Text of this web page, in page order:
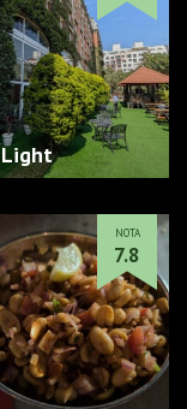
NOTA
7.8